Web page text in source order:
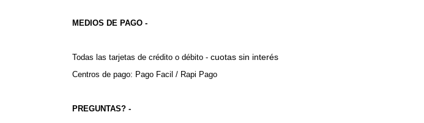
MEDIOS DE PAGO -
Todas las tarjetas de crédito o débito - cuotas sin interés
Centros de pago: Pago Facil / Rapi Pago
PREGUNTAS? -